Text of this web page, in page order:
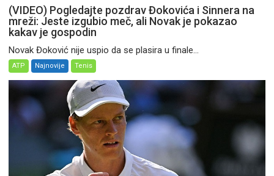
(VIDEO) Pogledajte pozdrav Đokovića i Sinnera na
mreži: Jeste izgubio meč, ali Novak je pokazao
kakav je gospodin
Novak Đoković nije uspio da se plasira u finale...
ATP Najnovije Tenis